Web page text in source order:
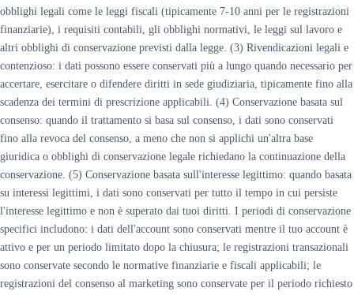
obblighi legali come le leggi fiscali (tipicamente 7-10 anni per le registrazioni
finanziarie), i requisiti contabili, gli obblighi normativi, le leggi sul lavoro e
altri obblighi di conservazione previsti dalla legge. (3) Rivendicazioni legali e
contenzioso: i dati possono essere conservati più a lungo quando necessario per
accertare, esercitare o difendere diritti in sede giudiziaria, tipicamente fino alla
scadenza dei termini di prescrizione applicabili. (4) Conservazione basata sul
consenso: quando il trattamento si basa sul consenso, i dati sono conservati
fino alla revoca del consenso, a meno che non si applichi un'altra base
giuridica o obblighi di conservazione legale richiedano la continuazione della
conservazione. (5) Conservazione basata sull'interesse legittimo: quando basata
su interessi legittimi, i dati sono conservati per tutto il tempo in cui persiste
l'interesse legittimo e non è superato dai tuoi diritti. I periodi di conservazione
specifici includono: i dati dell'account sono conservati mentre il tuo account è
attivo e per un periodo limitato dopo la chiusura; le registrazioni transazionali
sono conservate secondo le normative finanziarie e fiscali applicabili; le
registrazioni del consenso al marketing sono conservate per il periodo richiesto